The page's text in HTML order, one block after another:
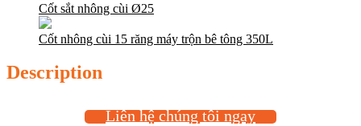
Cốt sắt nhông cùi Ø25
Cốt nhông cùi 15 răng máy trộn bê tông 350L
Description
Liên hệ chúng tôi ngay